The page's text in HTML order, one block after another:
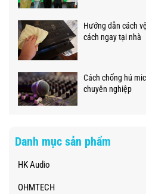
Hướng dẫn cách
cách ngay tại nhà
Cách chống hú
chuyên nghiệp
Danh mục sản phẩm
HK Audio
OHMTECH